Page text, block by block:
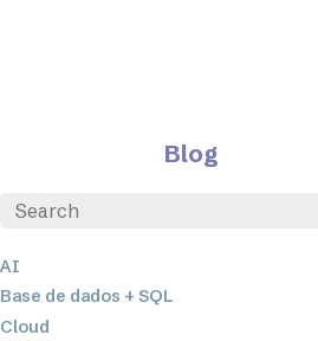
Blog
AI
Base de dados + SQL
Cloud